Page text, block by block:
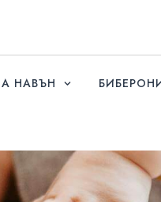
НАВЪН